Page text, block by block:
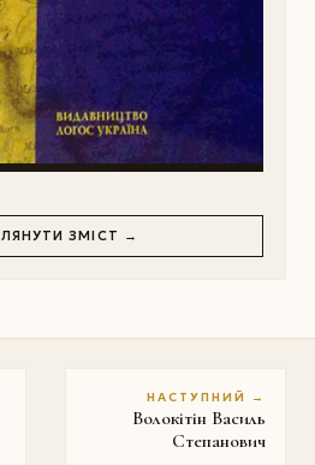
ЗМІСТ →
НАСТУПНИЙ →
Волокітін Василь
Степанович